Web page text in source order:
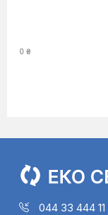
0 ₴
044 33 444 11